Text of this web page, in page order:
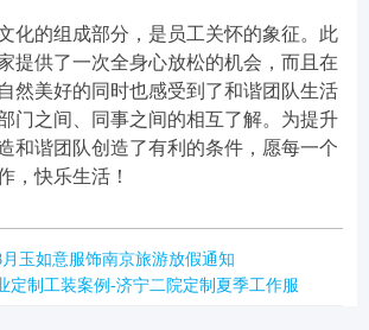
化的组成部分，是员工关怀的象征。此
提供了一次全身心放松的机会，而且在
然美好的同时也感受到了和谐团队生活
门之间、同事之间的相互了解。为提升
和谐团队创造了有利的条件，愿每一个
，快乐生活！
月玉如意服饰南京旅游放假通知
定制工装案例-济宁二院定制夏季工作服